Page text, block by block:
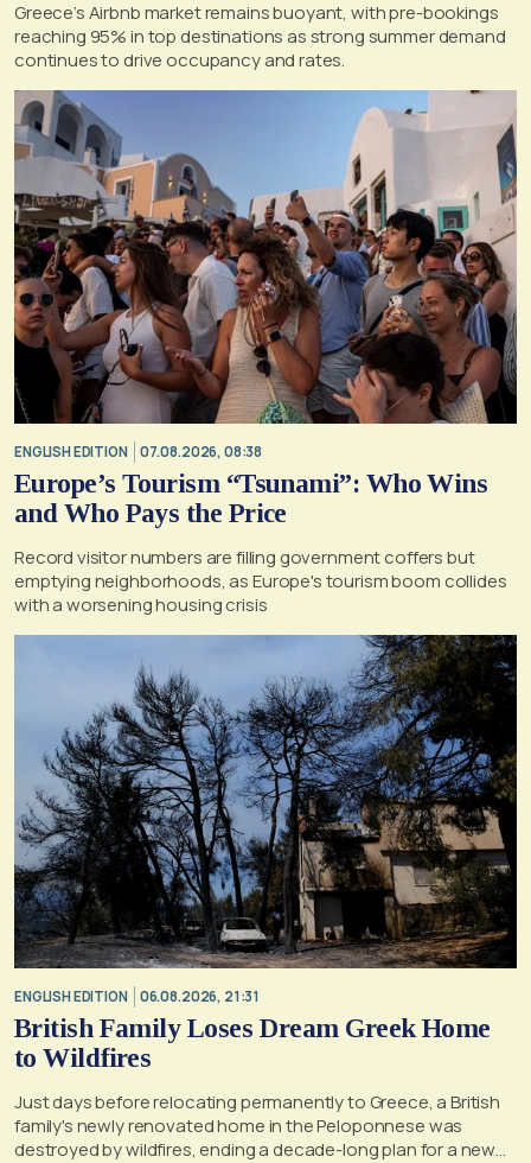
Greece’s Airbnb market remains buoyant, with pre-bookings
reaching 95% in top destinations as strong summer demand
continues to drive occupancy and rates.
ENGLISH EDITION 07.08.2026, 08:38
Europe’s Tourism “Tsunami”: Who Wins
and Who Pays the Price
Record visitor numbers are filling government coffers but
emptying neighborhoods, as Europe's tourism boom collides
with a worsening housing crisis
ENGLISH EDITION 06.08.2026, 21:31
British Family Loses Dream Greek Home
to Wildfires
Just days before relocating permanently to Greece, a British
family's newly renovated home in the Peloponnese was
destroyed by wildfires, ending a decade-long plan for a new